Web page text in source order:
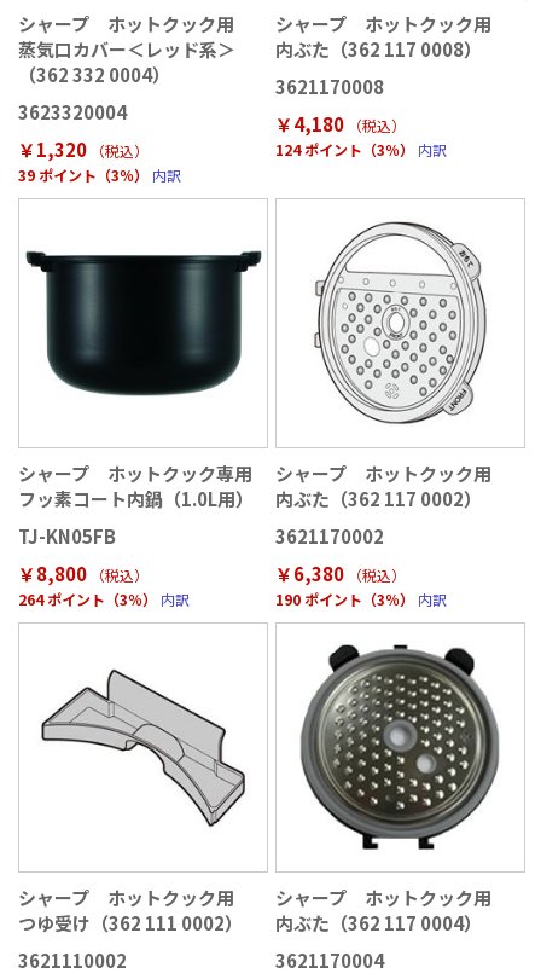
シャープ ホットクック用
蒸気口カバー＜レッド系＞
（362 332 0004）
3623320004
￥1,320
（税込）
39 ポイント（3％）
内訳
シャープ ホットクック用
内ぶた（362 117 0008）
3621170008
￥4,180
（税込）
124 ポイント（3％）
内訳
シャープ ホットクック専用
フッ素コート内鍋（1.0L用）
TJ-KN05FB
￥8,800
（税込）
264 ポイント（3％）
内訳
シャープ ホットクック用
内ぶた（362 117 0002）
3621170002
￥6,380
（税込）
190 ポイント（3％）
内訳
シャープ ホットクック用
つゆ受け（362 111 0002）
3621110002
シャープ ホットクック用
内ぶた（362 117 0004）
3621170004